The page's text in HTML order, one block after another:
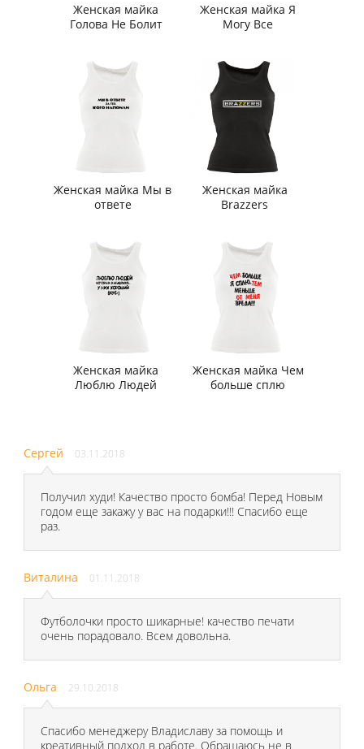
Женская майка
Голова Не Болит
Женская майка Я
Могу Все
Женская майка Мы в
ответе
Женская майка
Brazzers
Женская майка
Люблю Людей
Женская майка Чем
больше сплю
Сергей 03.11.2018
Получил худи! Качество просто бомба! Перед Новым
годом еще закажу у вас на подарки!!! Спасибо еще
раз.
Виталина 01.11.2018
Футболочки просто шикарные! качество печати
очень порадовало. Всем довольна.
Ольга 29.10.2018
Спасибо менеджеру Владиславу за помощь и
креативный подход в работе. Обращаюсь не в